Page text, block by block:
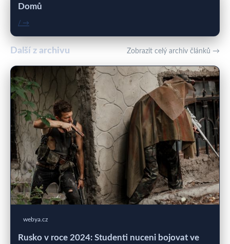
Domů
/ →
Další z archivu Zobrazit celý archiv článků →
webya.cz
Rusko v roce 2024: Studenti nuceni bojovat ve